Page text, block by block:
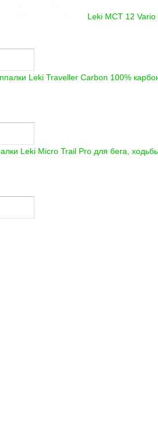
Leki MCT 12 Vario
палки Leki Traveller Carbon 100%
Leki Micro Trail Pro для бега,